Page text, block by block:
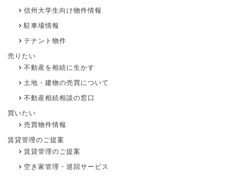
信州大学生向け物件情報
駐車場情報
テナント物件
売りたい
不動産を相続に生かす
土地・建物の売買について
不動産相続相談の窓口
買いたい
売買物件情報
賃貸管理のご提案
賃貸管理のご提案
空き家管理・巡回サービス